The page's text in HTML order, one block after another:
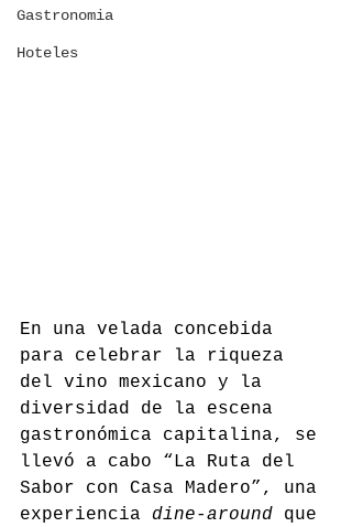
Gastronomia
Hoteles
En una velada concebida
para celebrar la riqueza
del vino mexicano y la
diversidad de la escena
gastronómica capitalina, se
llevó a cabo “La Ruta del
Sabor con Casa Madero”, una
experiencia dine-around que